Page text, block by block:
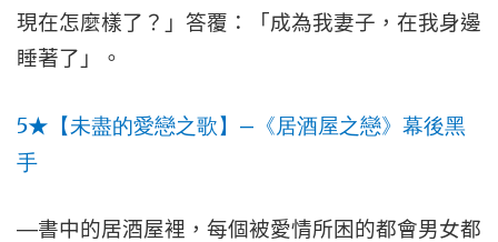
現在怎麼樣了？」答覆：「成為我妻子，在我身邊
睡著了」。
5★ 【未盡的愛戀之歌】 — 《居酒屋之戀》幕後黑
手
—書中的居酒屋裡，每個被愛情所困的都會男女都